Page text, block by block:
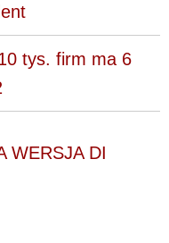
tys. firm ma 6
WERSJA DI